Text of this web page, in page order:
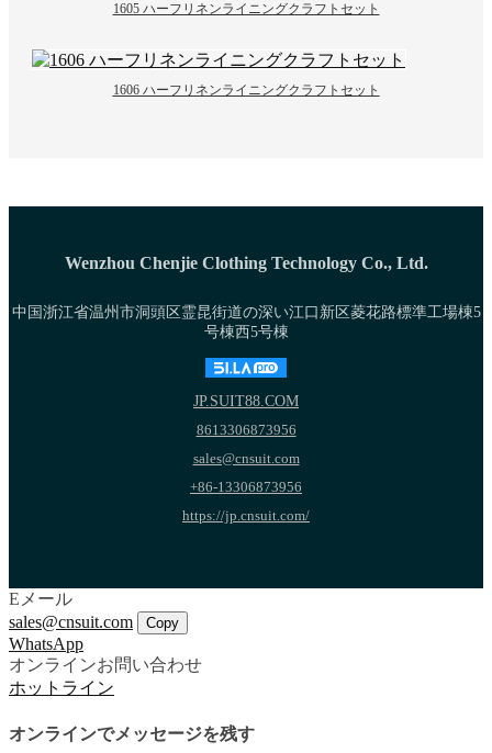
1605 ハーフリネンライニングクラフトセット
1606 ハーフリネンライニングクラフトセット
Wenzhou Chenjie Clothing Technology Co., Ltd.
中国浙江省温州市洞頭区霊昆街道の深い江口新区菱花路標準工場棟5
号棟西5号棟
JP.SUIT88.COM
8613306873956
sales@cnsuit.com
+86-13306873956
https://jp.cnsuit.com/
Eメール
sales@cnsuit.com
Copy
WhatsApp
オンラインお問い合わせ
ホットライン
オンラインでメッセージを残す